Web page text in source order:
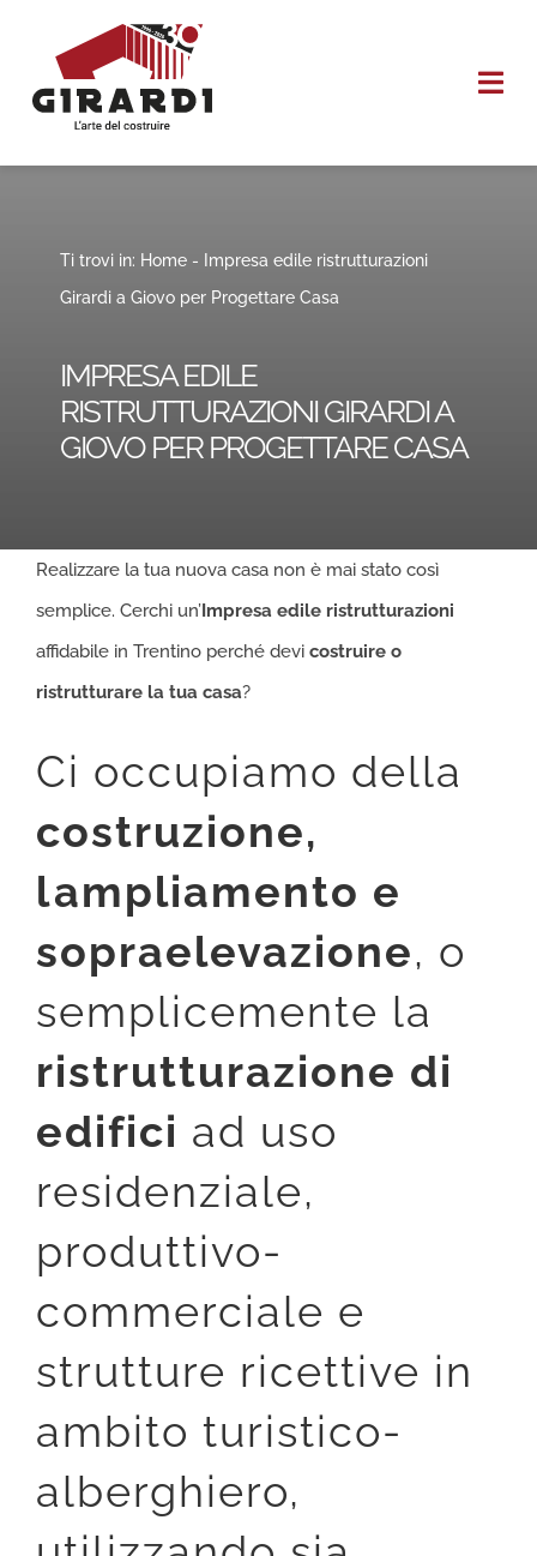
contenuto
CHI SIAMO
REALIZZAZIONI
CONTATTI
Ti trovi in: Home-
Impresa edile ristrutturazioni
Girardi a Giovo per Progettare Casa
IMPRESA EDILE
RISTRUTTURAZIONI GIRARDI A
GIOVO PER PROGETTARE CASA
Realizzare la tua nuova casa non è mai stato così
semplice. Cerchi un’Impresa edile ristrutturazioni
affidabile in Trentino perché devi costruire o
ristrutturare la tua casa?
Ci occupiamo della
costruzione,
lampliamento e
sopraelevazione, o
semplicemente la
ristrutturazione di
edifici ad uso
residenziale,
produttivo-
commerciale e
strutture ricettive in
ambito turistico-
alberghiero,